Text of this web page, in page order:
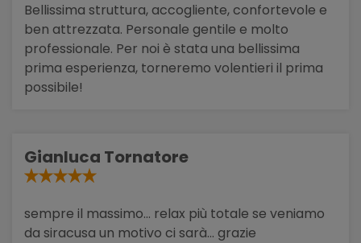
Bellissima struttura, accogliente, confortevole e
ben attrezzata. Personale gentile e molto
professionale. Per noi è stata una bellissima
prima esperienza, torneremo volentieri il prima
possibile!
Gianluca Tornatore
sempre il massimo... relax più totale se veniamo
da siracusa un motivo ci sarà... grazie